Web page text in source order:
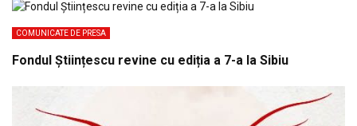
COMUNICATE DE PRESA
Fondul Științescu revine cu ediția a 7-a la Sibiu